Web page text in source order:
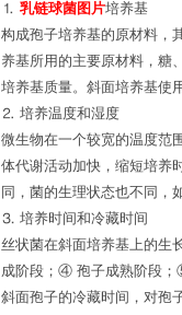
⒈ 乳链球菌图片培养基
构成孢子培养基的原材料，
养基所用的主要原材料，糖
培养基质量。斜面培养基使
⒉ 培养温度和湿度
微生物在一个较宽的温度范
体代谢活动加快，缩短培养
同，菌的生理状态也不同，
⒊ 培养时间和冷藏时间
丝状菌在斜面培养基上的
成阶段；④ 孢子成熟阶段
斜面孢子的冷藏时间，对孢